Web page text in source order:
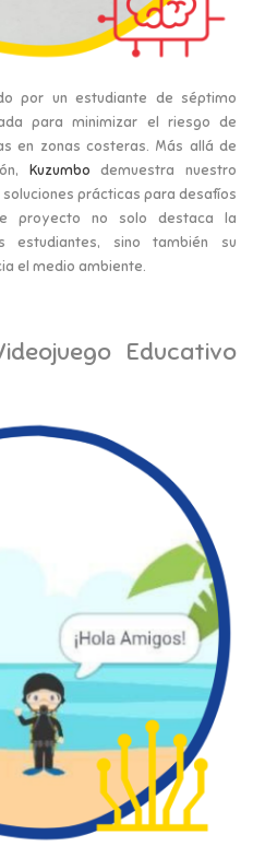
por un estudiante de séptimo
para minimizar el riesgo de
en zonas costeras. Más allá de
Kuzumbo demuestra nuestro
prácticas para desafíos
proyecto no solo destaca la
estudiantes, sino también su
el medio ambiente.
Educativo